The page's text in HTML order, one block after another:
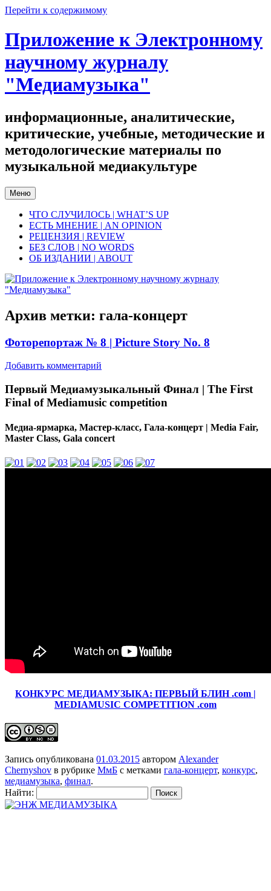
Перейти к содержимому
Приложение к Электронному
научному журналу
"Медиамузыка"
информационные, аналитические,
критические, учебные, методические и
методологические материалы по
музыкальной медиакультуре
Меню
ЧТО СЛУЧИЛОСЬ | WHAT’S UP
ЕСТЬ МНЕНИЕ | AN OPINION
РЕЦЕНЗИЯ | REVIEW
БЕЗ СЛОВ | NO WORDS
ОБ ИЗДАНИИ | ABOUT
Архив метки: гала-концерт
Фоторепортаж № 8 | Picture Story No. 8
Добавить комментарий
Первый Медиамузыкальный Финал | The First
Final of Mediamusic competition
Медиа-ярмарка, Мастер-класс, Гала-концерт | Media Fair,
Master Class, Gala concert
КОНКУРС МЕДИАМУЗЫКА: ПЕРВЫЙ БЛИН .com |
MEDIAMUSIC COMPETITION .com
Запись опубликована 01.03.2015 автором Alexander
Chernyshov в рубрике МмБ с метками гала-концерт, конкурс,
медиамузыка, финал.
Найти: